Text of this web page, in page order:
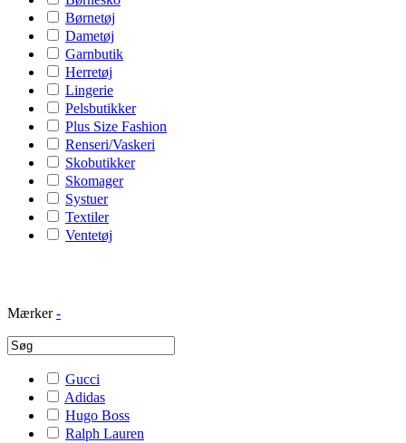
Børnetøj
Dametøj
Garnbutik
Herretøj
Lingerie
Pelsbutikker
Plus Size Fashion
Renseri/Vaskeri
Skobutikker
Skomager
Systuer
Textiler
Ventetøj
Mærker -
Gucci
Adidas
Hugo Boss
Ralph Lauren